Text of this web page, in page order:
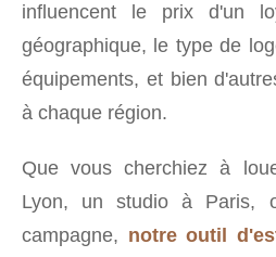
influencent le prix d'un
géographique, le type de
équipements, et bien
à chaque région.
Que vous cherchiez à
Lyon, un studio à Paris,
campagne, notre outil